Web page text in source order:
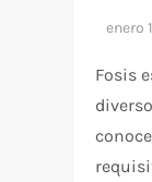
Fosis